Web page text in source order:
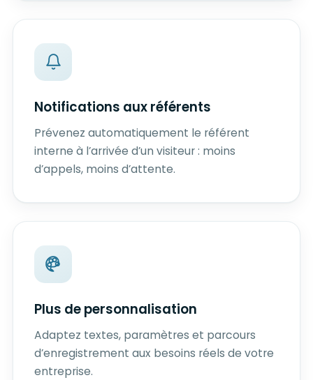
Notifications aux référents
Prévenez automatiquement le référent
interne à l’arrivée d’un visiteur : moins
d’appels, moins d’attente.
Plus de personnalisation
Adaptez textes, paramètres et parcours
d’enregistrement aux besoins réels de votre
entreprise.